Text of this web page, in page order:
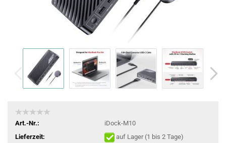
Art.-Nr.:
iDock-M10
Lieferzeit:
auf Lager (1 bis 2 Tage)